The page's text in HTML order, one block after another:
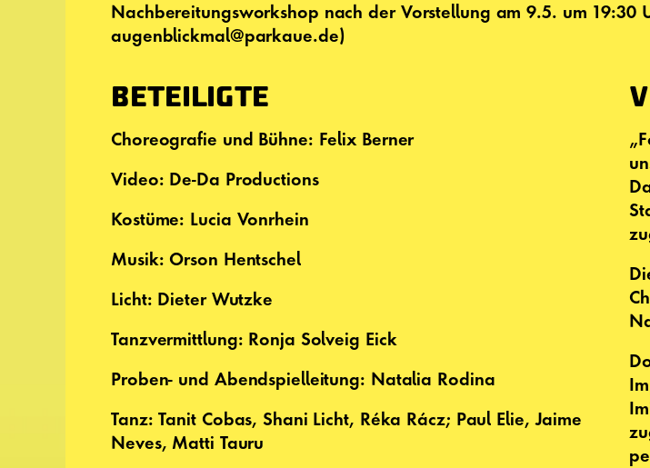
Nachbereitungsworkshop nach der Vorstellung am 9.5. um 19:30
augenblickmal@parkaue.de)
BETEILIGTE
Choreografie und Bühne: Felix Berner
Video: De-Da Productions
Kostüme: Lucia Vonrhein
Musik: Orson Hentschel
Licht: Dieter Wutzke
Tanzvermittlung: Ronja Solveig Eick
Proben- und Abendspielleitung: Natalia Rodina
Tanz: Tanit Cobas, Shani Licht, Réka Rácz; Paul Elie, Jaime
Neves, Matti Tauru